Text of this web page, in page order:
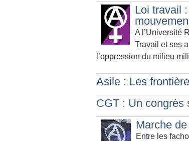
Loi travail
A l’Université
Travail et ses
l’oppression du milieu
Asile : Les
CGT : Un congrès
Marche
Entre les